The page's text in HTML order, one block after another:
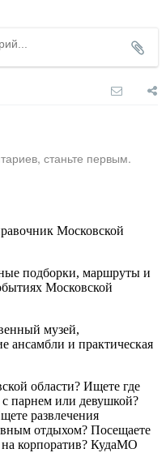
станьте первым.
Московской
подборки, маршруты и
Московской
музей,
ансамбли и практическая
области? Ищете где
с парнем или девушкой?
развлечения
отдыхом? Посещаете
на корпоратив? КудаМО